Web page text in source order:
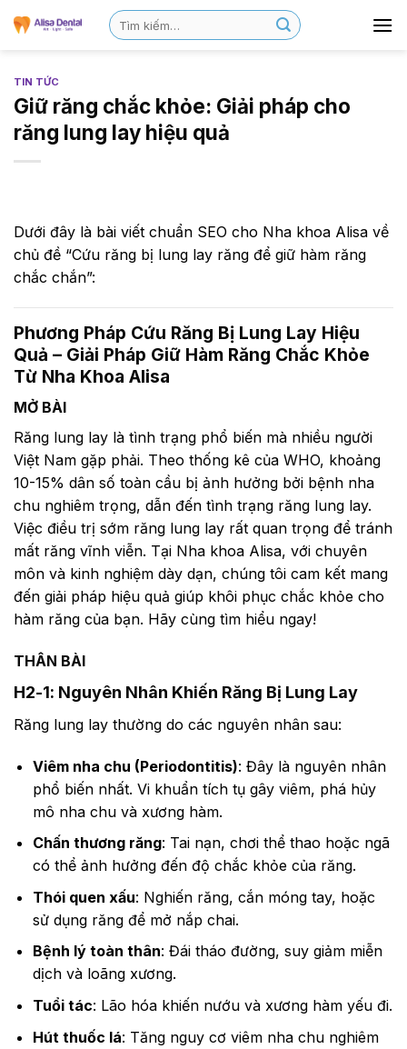
TIN TỨC
Giữ răng chắc khỏe: Giải pháp cho
răng lung lay hiệu quả
Dưới đây là bài viết chuẩn SEO cho Nha khoa Alisa về
chủ đề “Cứu răng bị lung lay răng để giữ hàm răng
chắc chắn”:
Phương Pháp Cứu Răng Bị Lung Lay Hiệu
Quả – Giải Pháp Giữ Hàm Răng Chắc Khỏe
Từ Nha Khoa Alisa
MỞ BÀI
Răng lung lay là tình trạng phổ biến mà nhiều người
Việt Nam gặp phải. Theo thống kê của WHO, khoảng
10-15% dân số toàn cầu bị ảnh hưởng bởi bệnh nha
chu nghiêm trọng, dẫn đến tình trạng răng lung lay.
Việc điều trị sớm răng lung lay rất quan trọng để tránh
mất răng vĩnh viễn. Tại Nha khoa Alisa, với chuyên
môn và kinh nghiệm dày dạn, chúng tôi cam kết mang
đến giải pháp hiệu quả giúp khôi phục chắc khỏe cho
hàm răng của bạn. Hãy cùng tìm hiểu ngay!
THÂN BÀI
H2-1: Nguyên Nhân Khiến Răng Bị Lung Lay
Răng lung lay thường do các nguyên nhân sau:
Viêm nha chu (Periodontitis): Đây là nguyên nhân
phổ biến nhất. Vi khuẩn tích tụ gây viêm, phá hủy
mô nha chu và xương hàm.
Chấn thương răng: Tai nạn, chơi thể thao hoặc ngã
có thể ảnh hưởng đến độ chắc khỏe của răng.
Thói quen xấu: Nghiến răng, cắn móng tay, hoặc
sử dụng răng để mở nắp chai.
Bệnh lý toàn thân: Đái tháo đường, suy giảm miễn
dịch và loãng xương.
Tuổi tác: Lão hóa khiến nướu và xương hàm yếu đi.
Hút thuốc lá: Tăng nguy cơ viêm nha chu nghiêm